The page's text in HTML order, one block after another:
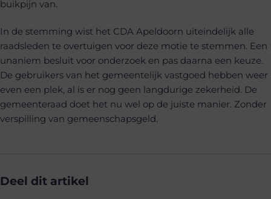
buikpijn van.
In de stemming wist het CDA Apeldoorn uiteindelijk alle
raadsleden te overtuigen voor deze motie te stemmen. Een
unaniem besluit voor onderzoek en pas daarna een keuze.
De gebruikers van het gemeentelijk vastgoed hebben weer
even een plek, al is er nog geen langdurige zekerheid. De
gemeenteraad doet het nu wel op de juiste manier. Zonder
verspilling van gemeenschapsgeld.
Deel dit artikel